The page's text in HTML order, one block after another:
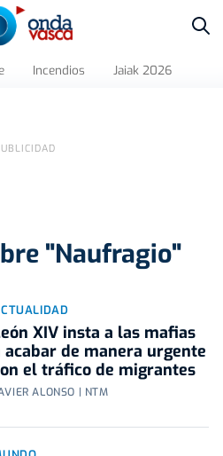
Incendios Jaiak 2026
"Naufragio"
XIV insta a las mafias
acabar de manera urgente
el tráfico de migrantes
ALONSO | NTM